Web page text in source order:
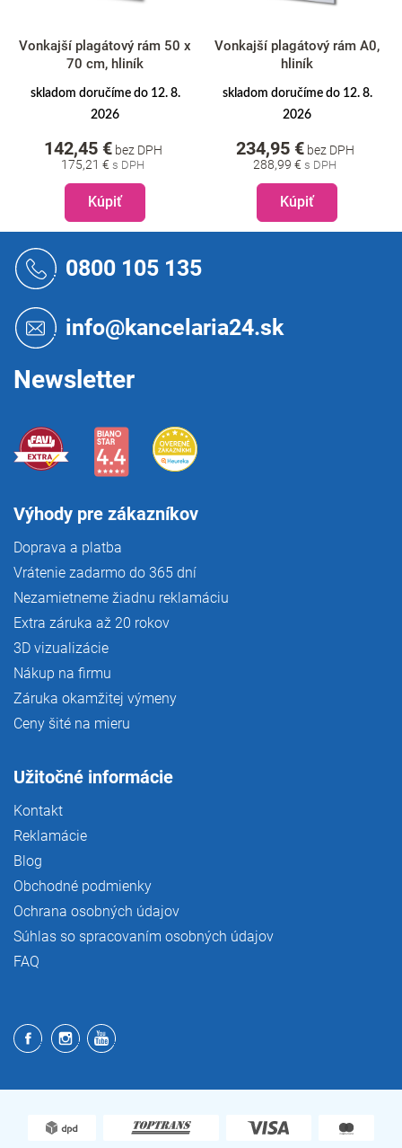
Vonkajší plagátový rám 50 x
70 cm, hliník
skladom doručíme do 12. 8.
2026
175,21 €
142,45 €bez DPH
Kúpiť
Vonkajší plagátový rám A0,
hliník
skladom doručíme do 12. 8.
2026
288,99 €
234,95 €bez DPH
Kúpiť
0800 105 135
info@kancelaria24.sk
Newsletter
Výhody pre zákazníkov
Doprava a platba
Vrátenie zadarmo do 365 dní
Nezamietneme žiadnu reklamáciu
Extra záruka až 20 rokov
3D vizualizácie
Nákup na firmu
Záruka okamžitej výmeny
Ceny šité na mieru
Užitočné informácie
Kontakt
Reklamácie
Blog
Obchodné podmienky
Ochrana osobných údajov
Súhlas so spracovaním osobných údajov
FAQ